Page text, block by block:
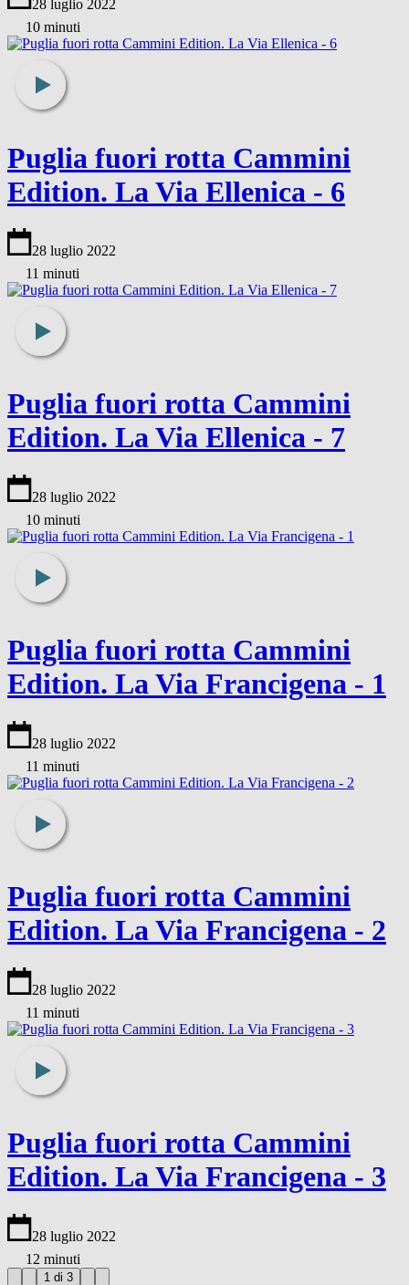
28 luglio 2022
10 minuti
Puglia fuori rotta Cammini
Edition. La Via Ellenica - 6
28 luglio 2022
11 minuti
Puglia fuori rotta Cammini
Edition. La Via Ellenica - 7
28 luglio 2022
10 minuti
Puglia fuori rotta Cammini
Edition. La Via Francigena - 1
28 luglio 2022
11 minuti
Puglia fuori rotta Cammini
Edition. La Via Francigena - 2
28 luglio 2022
11 minuti
Puglia fuori rotta Cammini
Edition. La Via Francigena - 3
28 luglio 2022
12 minuti
1 di 3